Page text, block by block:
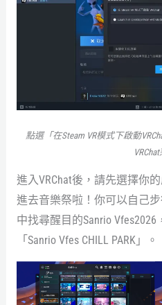
點選「在Steam VR模式下啟動
進入VRChat後，請先選擇你
進去音樂祭啦！你可以自己
中找尋醒目的Sanrio
「Sanrio Vfes CHILL PARK」。